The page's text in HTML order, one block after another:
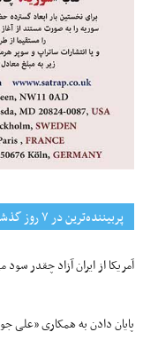
پربیننده‌ترین‌ در ۷ روز گذشته
آمریکا از ایران آزاد چقدر سود
پایان دادن به همکاری «علی